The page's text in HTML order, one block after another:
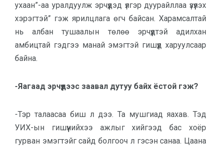
ухаан”-аа уралдуулж эрчүүдэд үлгэр дуурайллаа үзүүлэх
хэрэгтэй” гэж ярилцлага өгч байсан. Харамсалтай
нь албан тушаалын төлөө эрчүүдтэй адилхан
амбицтай гэдгээ манай эмэгтэй гишүүд харуулсаар
байна.
-Яагаад эрчүүдээс заавал дутуу байх ёстой гэж?
-Тэр талаасаа биш л дээ. Та мушгиад яахав. Тэд
УИХ-ын гишүүнийхээ ажлыг хийгээд бас хоёр
гурван эмэгтэйг сайд болгооч л гэсэн санаа. Цаана